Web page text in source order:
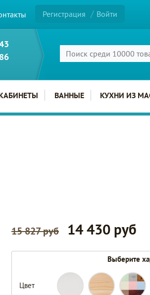
Регистрация Войти
ВАННЫЕ КУХНИ ИЗ
15 827 руб 14 430 руб
Выберите
Цвет